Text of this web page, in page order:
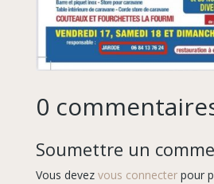
0
Soumettre un
Vous devez vous connecterpour